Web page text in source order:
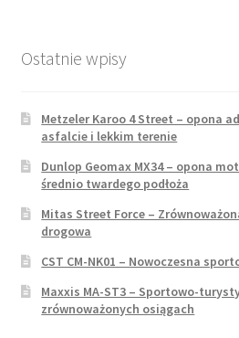
Ostatnie wpisy
Metzeler Karoo 4 Street – opona
asfalcie i lekkim terenie
Dunlop Geomax MX34 – opona
średnio twardego podłoża
Mitas Street Force –
drogowa
CST CM-NK01 – Nowoczesna
Maxxis MA-ST3 – Sportowo-
zrównoważonych osiągach